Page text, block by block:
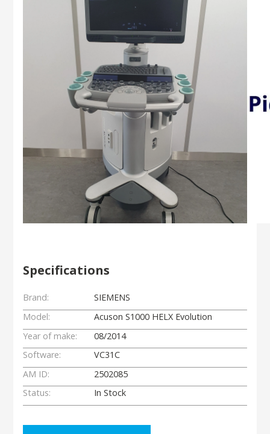
Specifications
Brand:
SIEMENS
Model:
Acuson S1000 HELX Evolution
Year of make:
08/2014
Software:
VC31C
AM ID:
2502085
Status:
In Stock